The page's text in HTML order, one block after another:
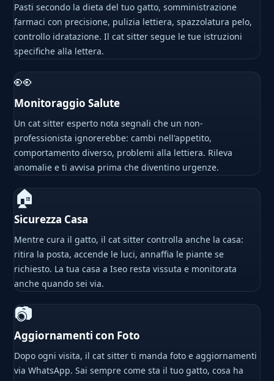
Pasti secondo la dieta del tuo gatto, somministrazione
farmaci con precisione, pulizia lettiera, spazzolatura pelo,
controllo idratazione. Il cat sitter segue le tue istruzioni
specifiche alla lettera.
👀
Monitoraggio Salute
Un cat sitter esperto nota segnali che un non-
professionista ignorerebbe: cambi nell'appetito,
comportamento diverso, problemi alla lettiera. Rileva
anomalie e ti avvisa prima che diventino urgenze.
🏠
Sicurezza Casa
Mentre cura il gatto, il cat sitter controlla anche la casa:
ritira la posta, accende le luci, annaffia le piante se
richiesto. La tua casa a Iseo resta vissuta e monitorata
anche quando sei via.
📷
Aggiornamenti con Foto
Dopo ogni visita, il cat sitter ti manda foto e aggiornamenti
via WhatsApp. Sai sempre come sta il tuo gatto, cosa ha